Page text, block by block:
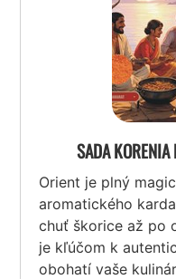
SADA
Orient je plný
aromatického
chuť škorice až po
je kľúčom k
obohatí vaše